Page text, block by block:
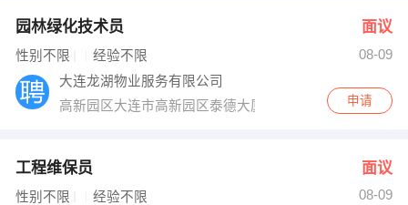
园林绿化技术员 面议
性别不限 经验不限
08-09
大连龙湖物业服务有限公司
高新园区大连市高新园区泰德大厦
申请
工程维保员 面议
性别不限 经验不限
08-09